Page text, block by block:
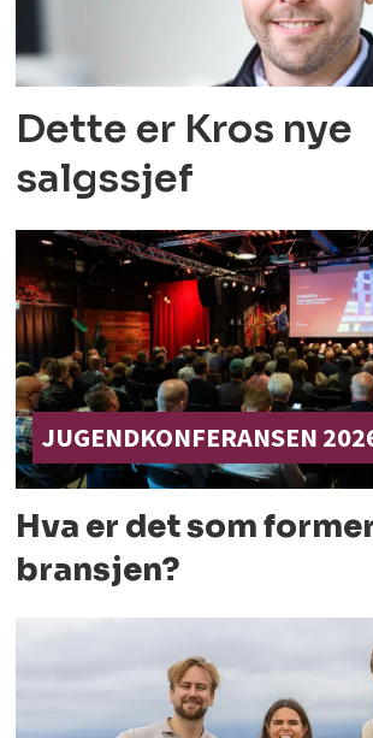
Dette er Kros nye
salgssjef
JUGENDKONFERANSEN
Hva er det som
bransjen?